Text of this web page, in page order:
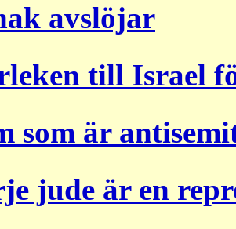
avslöjar
till Israel
som är
jude är en